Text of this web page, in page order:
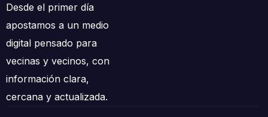
Desde el primer día
apostamos a un medio
digital pensado para
vecinas y vecinos, con
información clara,
cercana y actualizada.